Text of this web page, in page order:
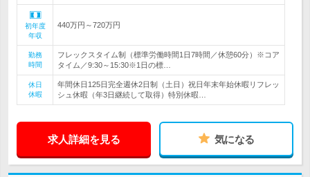
初年度
年収
440万円～720万円
勤務
時間
フレックスタイム制（標準労働時間1日7時間／休憩60分）※コア
タイム／9:30～15:30※1日の標…
休日
休暇
年間休日125日完全週休2日制（土日）祝日年末年始休暇リフレッ
シュ休暇（年3日継続して取得）特別休暇…
求人詳細を見る 気になる